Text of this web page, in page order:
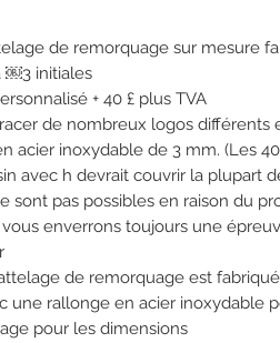
de remorquage sur mesure
￼3 initiales
+ 40 £ plus TVA
de nombreux logos différents
acier inoxydable de 3 mm. (Les
avec h devrait couvrir la plupart
sont pas possibles en raison du
vous enverrons toujours une
de remorquage est
une rallonge en acier inoxydable
pour les dimensions